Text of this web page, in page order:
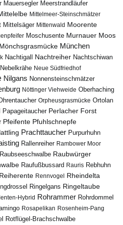
Mauersegler Meerstrandläufer
Mittelmeer-Steinschmätzer
Mittelsäger Mittenwald Moorente
Moschusente Murnauer Moos
Mönchsgrasmücke München
Nachtigall Nachtreiher Nachtschiwan
Nebelkrähe Neue Südfriedhof
Nilgans Nonnensteinschmätzer
Nöttinger Viehweide Oberhaching
Orpheusgrasmücke Ortolan
Papageitaucher Perlacher Forst
Pfeifente Pfuhlschnepfe
Prachttaucher Purpurhuhn
Rallenreiher Rambower Moor
Raubseeschwalbe Raubwürger
Raufußbussard Rauris Rebhuhn
Reiherente Rennvogel Rheindelta
Ringelgans Ringeltaube
Hybrid Rohrammer Rohrdommel
Rosapelikan Rosenheim-Pang
Rotflügel-Brachschwalbe